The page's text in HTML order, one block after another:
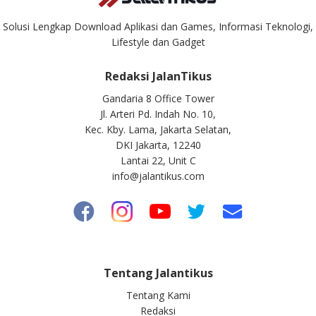
Solusi Lengkap Download Aplikasi dan Games, Informasi Teknologi,
Lifestyle dan Gadget
Redaksi JalanTikus
Gandaria 8 Office Tower
Jl. Arteri Pd. Indah No. 10,
Kec. Kby. Lama, Jakarta Selatan,
DKI Jakarta, 12240
Lantai 22, Unit C
info@jalantikus.com
Tentang Jalantikus
Tentang Kami
Redaksi